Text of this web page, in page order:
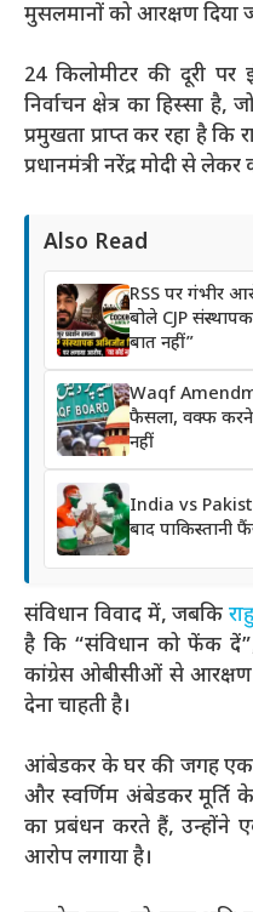
मुसलमानों को आरक्षण दिया
24 किलोमीटर की दूरी
निर्वाचन क्षेत्र का हिस्सा है,
प्रमुखता प्राप्त कर रहा है कि
प्रधानमंत्री नरेंद्र मोदी से
Also Read
RSS पर गंभीर
बोले CJP
बात नहीं”
Waqf
फैसला, वक्फ करने
नहीं
India vs
बाद पाकिस्तानी
संविधान विवाद में, जबकि
है कि “संविधान को फेंक
कांग्रेस ओबीसीओं से आरक्षण
देना चाहती है।
आंबेडकर के घर की जगह एक
और स्वर्णिम अंबेडकर मूर्ति
का प्रबंधन करते हैं, उन्होंने
आरोप लगाया है।